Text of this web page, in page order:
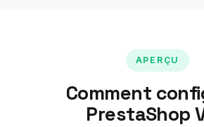
APERÇU
Comment
PrestaShop